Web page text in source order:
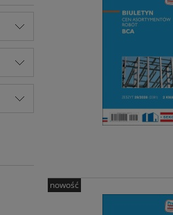
nowość